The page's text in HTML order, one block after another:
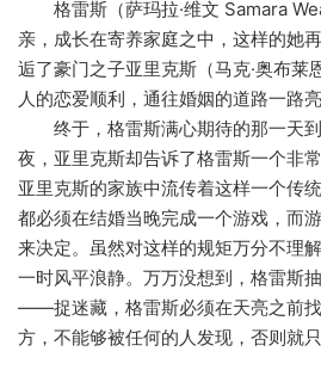
格雷斯（萨玛拉·维文 Samara
亲，成长在寄养家庭之中，这样的她
逅了豪门之子亚里克斯（马克·奥布莱
人的恋爱顺利，通往婚姻的道路一路亮
终于，格雷斯满心期待的那一天到
夜，亚里克斯却告诉了格雷斯一个非
亚里克斯的家族中流传着这样一个传
都必须在结婚当晚完成一个游戏，而
来决定。虽然对这样的规矩万分不理
一时风平浪静。万万没想到，格雷斯
——捉迷藏，格雷斯必须在天亮之前
方，不能够被任何的人发现，否则就只